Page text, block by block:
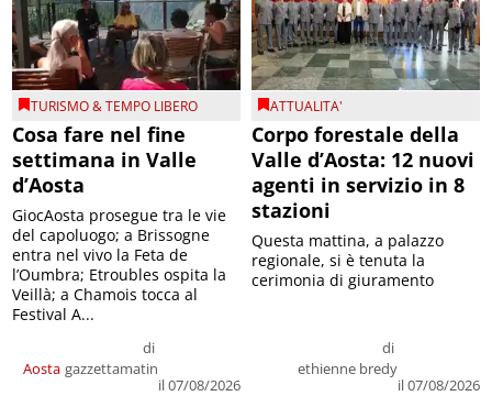
TURISMO & TEMPO LIBERO
Cosa fare nel fine
settimana in Valle
d’Aosta
Aosta
di
gazzettamatin
il 07/08/2026
GiocAosta prosegue tra le vie
del capoluogo; a Brissogne
entra nel vivo la Feta de
l’Oumbra; Etroubles ospita la
Veillà; a Chamois tocca al
Festival A...
ATTUALITA'
Corpo forestale della
Valle d’Aosta: 12 nuovi
agenti in servizio in 8
stazioni
di
ethienne bredy
il 07/08/2026
Questa mattina, a palazzo
regionale, si è tenuta la
cerimonia di giuramento